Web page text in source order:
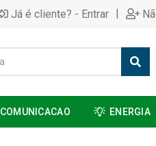
Já é cliente? - Entrar |
COMUNICACAO ENERGIA